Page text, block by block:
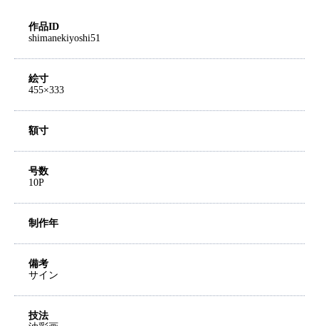
作品ID
shimanekiyoshi51
絵寸
455×333
額寸
号数
10P
制作年
備考
サイン
技法